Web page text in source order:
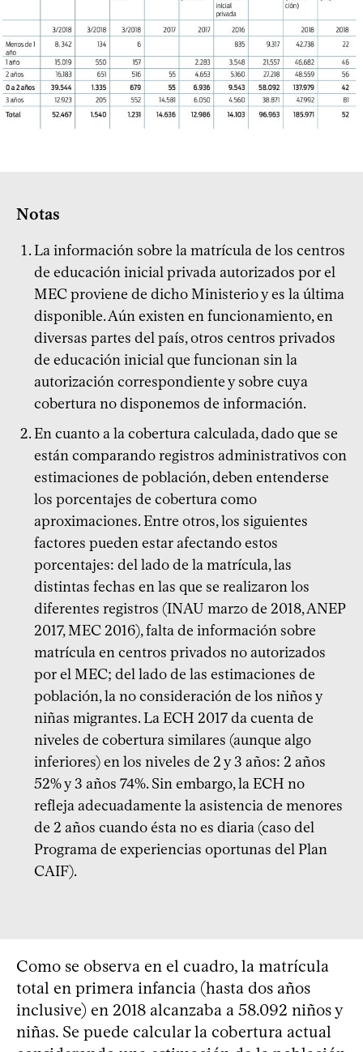
Notas
La información sobre la matrícula de los centros
de educación inicial privada autorizados por el
MEC proviene de dicho Ministerio y es la última
disponible. Aún existen en funcionamiento, en
diversas partes del país, otros centros privados
de educación inicial que funcionan sin la
autorización correspondiente y sobre cuya
cobertura no disponemos de información.
En cuanto a la cobertura calculada, dado que se
están comparando registros administrativos con
estimaciones de población, deben entenderse
los porcentajes de cobertura como
aproximaciones. Entre otros, los siguientes
factores pueden estar afectando estos
porcentajes: del lado de la matrícula, las
distintas fechas en las que se realizaron los
diferentes registros (INAU marzo de 2018, ANEP
2017, MEC 2016), falta de información sobre
matrícula en centros privados no autorizados
por el MEC; del lado de las estimaciones de
población, la no consideración de los niños y
niñas migrantes. La ECH 2017 da cuenta de
niveles de cobertura similares (aunque algo
inferiores) en los niveles de 2 y 3 años: 2 años
52% y 3 años 74%. Sin embargo, la ECH no
refleja adecuadamente la asistencia de menores
de 2 años cuando ésta no es diaria (caso del
Programa de experiencias oportunas del Plan
CAIF).
Como se observa en el cuadro, la matrícula
total en primera infancia (hasta dos años
inclusive) en 2018 alcanzaba a 58.092 niños y
niñas. Se puede calcular la cobertura actual